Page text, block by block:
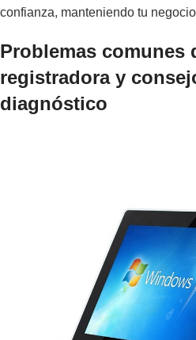
confianza, manteniendo tu
Problemas comunes
registradora y
diagnóstico